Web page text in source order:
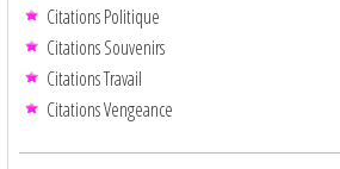
Citations Politique
Citations Souvenirs
Citations Travail
Citations Vengeance